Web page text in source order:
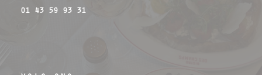
01 43 59 93 31